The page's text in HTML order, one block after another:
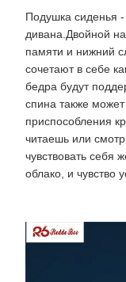
Подушка сиденья
дивана.Двойной
памяти и нижний
сочетают в себе
бедра будут
спина также
приспособления
читаешь или
чувствовать себя
облако, и чувство